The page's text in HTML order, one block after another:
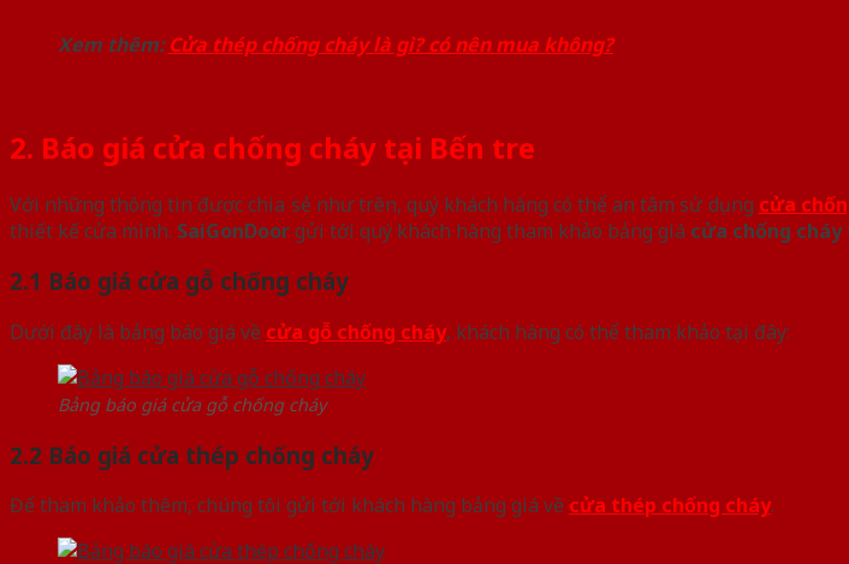
Xem thêm:Cửa thép chống cháy là gì? có nên mua không?
2. Báo giá cửa chống cháy tại Bến tre
Với những thông tin được chia sẻ như trên, quý khách hàng có thể an tâm sử dụng cửa
thiết kế cửa mình. SaiGonDoorgửi tới quý khách hàng tham khảo bảng giá cửa chống cháy
2.1 Báo giá cửa gỗ chống cháy
Dưới đây là bảng báo giá về cửa gỗ chống cháy, khách hàng có thể tham khảo tại đây:
Bảng báo giá cửa gỗ chống cháy
2.2 Báo giá cửa thép chống cháy
Để tham khảo thêm, chúng tôi gửi tới khách hàng bảng giá về cửa thép chống cháy.